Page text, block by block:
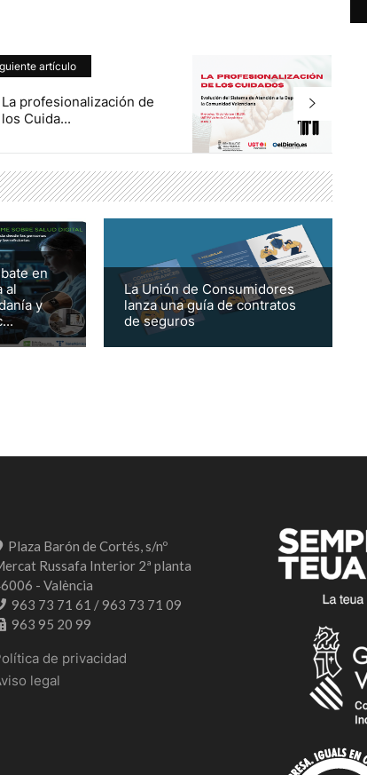
artículo
La profesionalización de
los Cuida...
en
al
y
La Unión de Consumidores
lanza una guía de contratos
de seguros
Plaza Barón de Cortés, s/nº
Russafa Interior 2ª planta
- València
963 73 71 61 / 963 73 71 09
963 95 20 99
de privacidad
legal